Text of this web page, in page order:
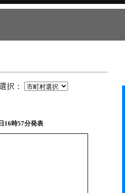
：
時57分発表